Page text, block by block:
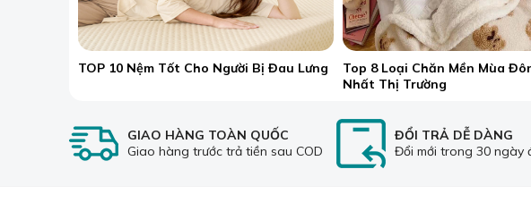
TOP 10 Nệm Tốt Cho Người Bị Đau Lưng
Top 8 Loại Chăn Mền Mùa
Nhất Thị Trường
GIAO HÀNG TOÀN QUỐC
Giao hàng trước trả tiền sau COD
ĐỔI TRẢ DỄ DÀNG
Đổi mới trong 30 ngày